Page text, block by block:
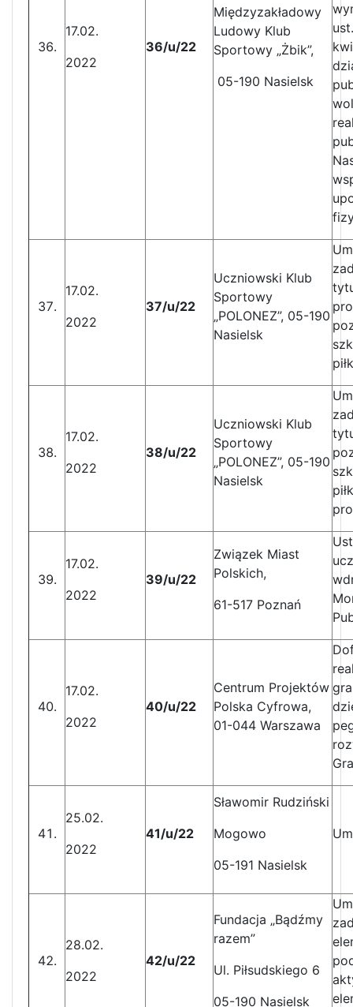
17.02.
2022
36/u/22
Międzyzakładowy
Ludowy Klub
Sportowy „Żbik”,
05-190 Nasielsk
17.02.
2022
37/u/22
Uczniowski Klub
Sportowy
„POLONEZ”, 05-190
Nasielsk
17.02.
2022
38/u/22
Uczniowski Klub
Sportowy
„POLONEZ”, 05-190
Nasielsk
17.02.
2022
39/u/22
Związek Miast
Polskich,
61-517 Poznań
17.02.
2022
40/u/22
Centrum Projektów
Polska Cyfrowa,
01-044 Warszawa
25.02.
2022
41/u/22
Sławomir Rudziński
Mogowo
05-191 Nasielsk
28.02.
2022
42/u/22
Fundacja „Bądźmy
razem”
Ul. Piłsudskiego 6
05-190 Nasielsk